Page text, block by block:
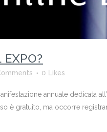
0 Likes
annuale dedicata
è gratuito, ma occorre